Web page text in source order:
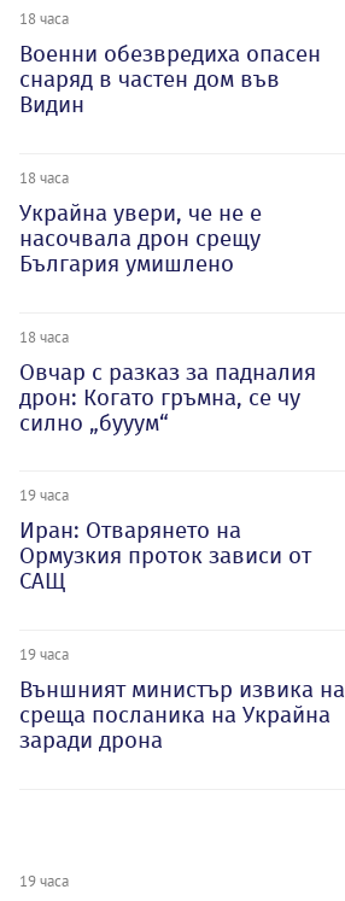
18 часа
Военни обезвредиха опасен
снаряд в частен дом във
Видин
18 часа
Украйна увери, че не е
насочвала дрон срещу
България умишлено
18 часа
Овчар с разказ за падналия
дрон: Когато гръмна, се чу
силно „бууум“
19 часа
Иран: Отварянето на
Ормузкия проток зависи от
САЩ
19 часа
Външният министър извика на
среща посланика на Украйна
заради дрона
19 часа